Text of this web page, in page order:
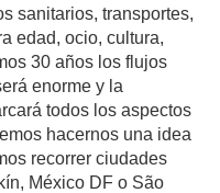
sanitarios, transportes,
edad, ocio, cultura,
30 años los flujos
enorme y la
todos los aspectos
hacernos una idea
recorrer ciudades
México DF o São